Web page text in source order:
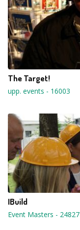
The Target!
upp. events - 16003
IBuild
Event Masters - 24827